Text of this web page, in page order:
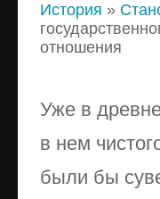
История »
отношения
Уже в
в нем
были бы